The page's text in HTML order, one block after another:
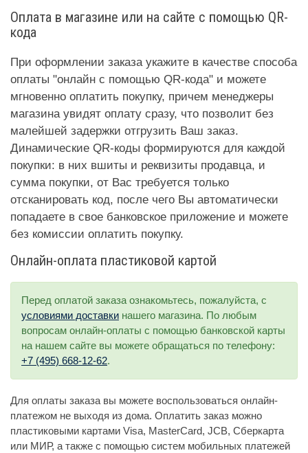
Оплата в магазине или на сайте с помощью QR-
кода
При оформлении заказа укажите в качестве способа
оплаты "онлайн с помощью QR-кода" и можете
мгновенно оплатить покупку, причем менеджеры
магазина увидят оплату сразу, что позволит без
малейшей задержки отгрузить Ваш заказ.
Динамические QR-коды формируются для каждой
покупки: в них вшиты и реквизиты продавца, и
сумма покупки, от Вас требуется только
отсканировать код, после чего Вы автоматически
попадаете в свое банковское приложение и можете
без комиссии оплатить покупку.
Онлайн-оплата пластиковой картой
Перед оплатой заказа ознакомьтесь, пожалуйста, с
условиями доставки нашего магазина. По любым
вопросам онлайн-оплаты с помощью банковской карты
на нашем сайте вы можете обращаться по телефону:
+7 (495) 668-12-62.
Для оплаты заказа вы можете воспользоваться онлайн-
платежом не выходя из дома. Оплатить заказ можно
пластиковыми картами Visa, MasterCard, JCB, Сберкарта
или МИР, а также с помощью систем мобильных платежей